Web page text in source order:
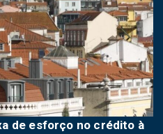
de esforço no crédito à